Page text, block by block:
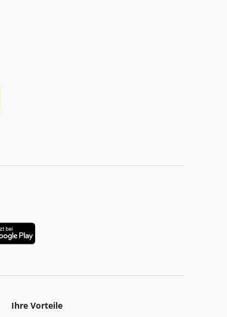
Ihre Vorteile